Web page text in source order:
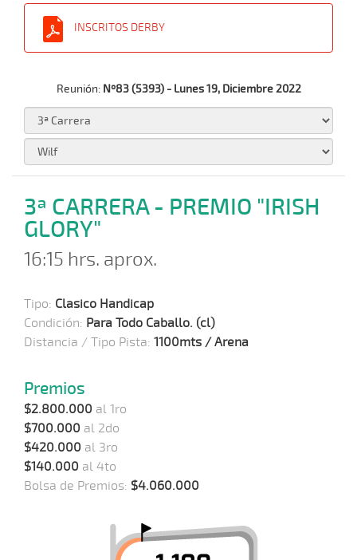
INSCRITOS DERBY
Reunión: Nº83 (5393) - Lunes 19, Diciembre 2022
3ª CARRERA - PREMIO "IRISH
GLORY"
16:15 hrs. aprox.
Tipo: Clasico Handicap
Condición: Para Todo Caballo. (cl)
Distancia / Tipo Pista: 1100mts / Arena
Premios
$2.800.000 al 1ro
$700.000 al 2do
$420.000 al 3ro
$140.000 al 4to
Bolsa de Premios: $4.060.000